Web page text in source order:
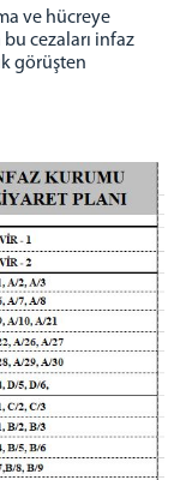
ve hücreye
cezaları infaz
görüşten